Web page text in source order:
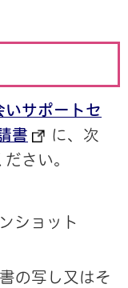
サポートセ
書
に、次
さい。
ショット
の写し又はそ